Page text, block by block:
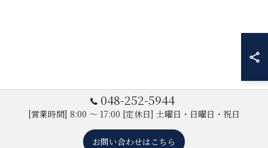
048-252-5944
[営業時間] 8:00 ～ 17:00 [定休日] 土曜日・日曜日・祝日
お問い合わせはこちら